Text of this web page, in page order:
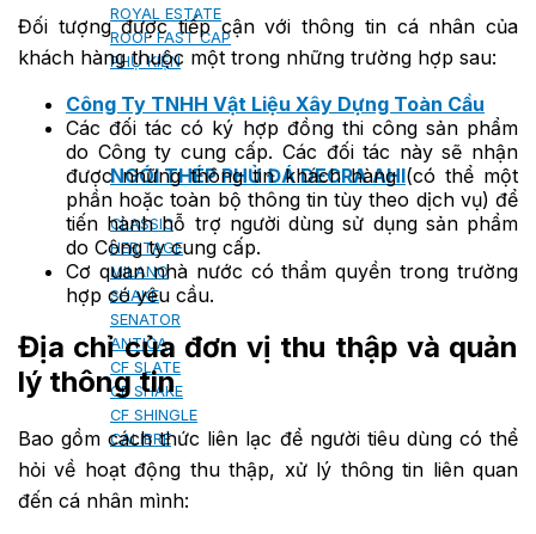
ROYAL ESTATE
ROOF FAST CAP
PHỤ KIỆN
NGÓI THÉP PHỦ ĐÁ DECRA AHI
CLASSIC
HERITAGE
MILANO
SHAKE
SENATOR
ANTICA
CF SLATE
CF SHAKE
CF SHINGLE
CALIBRE
Đối tượng được tiếp cận với thông tin cá nhân của
khách hàng thuộc một trong những trường hợp sau:
Công Ty TNHH Vật Liệu Xây Dựng Toàn Cầu
Các đối tác có ký hợp đồng thi công sản phẩm
do Công ty cung cấp. Các đối tác này sẽ nhận
được những thông tin khách hàng (có thể một
phần hoặc toàn bộ thông tin tùy theo dịch vụ) để
tiến hành hỗ trợ người dùng sử dụng sản phẩm
do Công ty cung cấp.
Cơ quan nhà nước có thẩm quyền trong trường
hợp có yêu cầu.
Địa chỉ của đơn vị thu thập và quản
lý thông tin
Bao gồm cách thức liên lạc để người tiêu dùng có thể
hỏi về hoạt động thu thập, xử lý thông tin liên quan
đến cá nhân mình: